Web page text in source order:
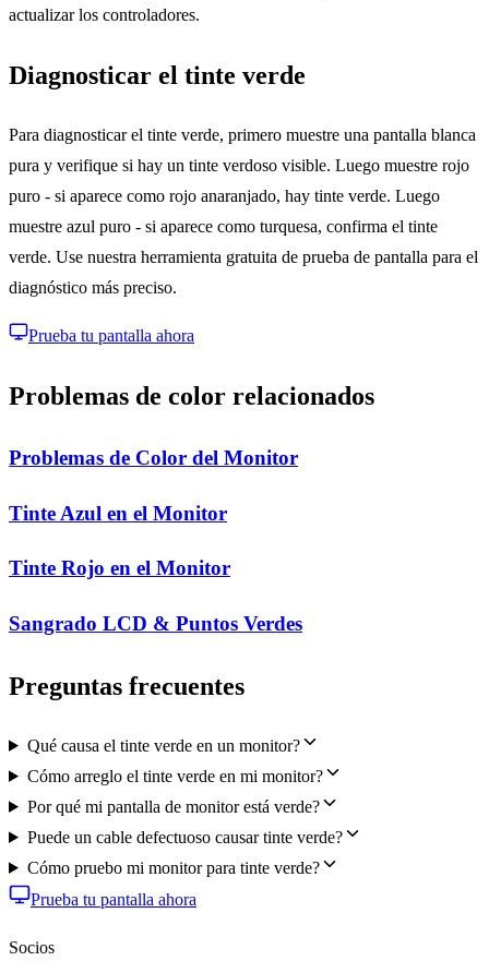
actualizar los controladores.
Diagnosticar el tinte verde
Para diagnosticar el tinte verde, primero muestre una pantalla blanca
pura y verifique si hay un tinte verdoso visible. Luego muestre rojo
puro - si aparece como rojo anaranjado, hay tinte verde. Luego
muestre azul puro - si aparece como turquesa, confirma el tinte
verde. Use nuestra herramienta gratuita de prueba de pantalla para el
diagnóstico más preciso.
Prueba tu pantalla ahora
Problemas de color relacionados
Problemas de Color del Monitor
Tinte Azul en el Monitor
Tinte Rojo en el Monitor
Sangrado LCD & Puntos Verdes
Preguntas frecuentes
Qué causa el tinte verde en un monitor?
Cómo arreglo el tinte verde en mi monitor?
Por qué mi pantalla de monitor está verde?
Puede un cable defectuoso causar tinte verde?
Cómo pruebo mi monitor para tinte verde?
Prueba tu pantalla ahora
Socios